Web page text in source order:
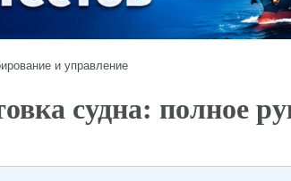
и управление
судна: полное